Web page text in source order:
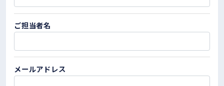
ご担当者名
メールアドレス